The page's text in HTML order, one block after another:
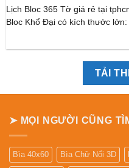
Lịch Bloc 365 Tờ giá rẻ tại
Bloc Khổ Đại có kích thước lớn:
TẢI
➤ MỌI NGƯỜI CŨNG
Bìa 40x60 Bìa Chữ Nổi 3D